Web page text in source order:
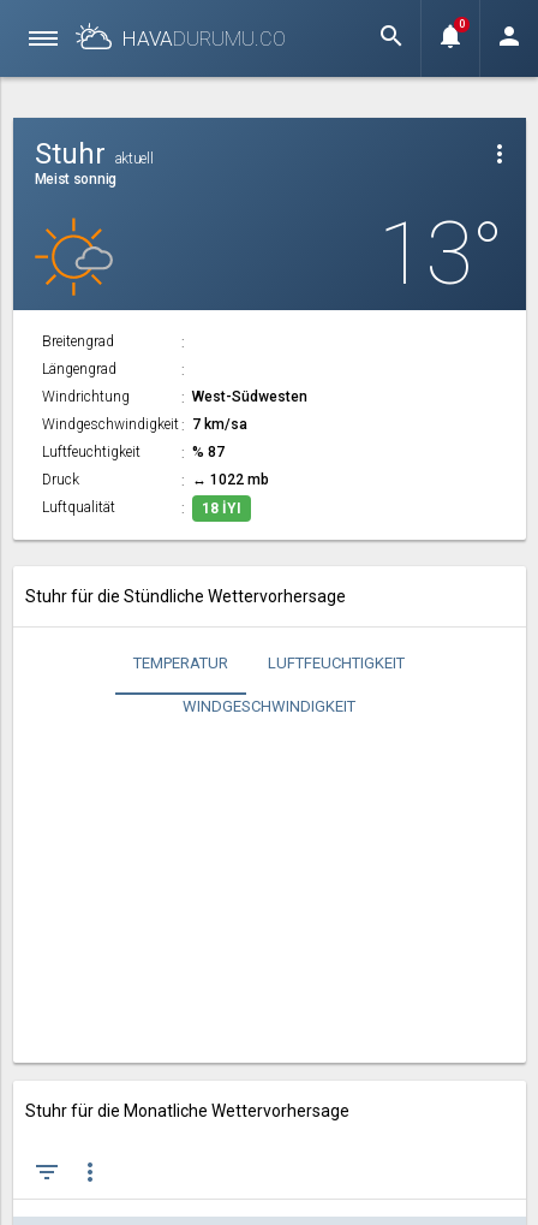
HAVADURUMU.CO search notifications
0 person
more_vert
Stuhr
aktuell
Meist sonnig
13°
Breitengrad
Längengrad
Windrichtung
West-Südwesten
Windgeschwindigkeit
7 km/sa
Luftfeuchtigkeit
% 87
Druck
↔ 1022 mb
Luftqualität
18 İYI
Stuhr für die Stündliche Wettervorhersage
TEMPERATUR LUFTFEUCHTIGKEIT
WINDGESCHWINDIGKEIT
Stuhr für die Monatliche Wettervorhersage
filter_list more_vert